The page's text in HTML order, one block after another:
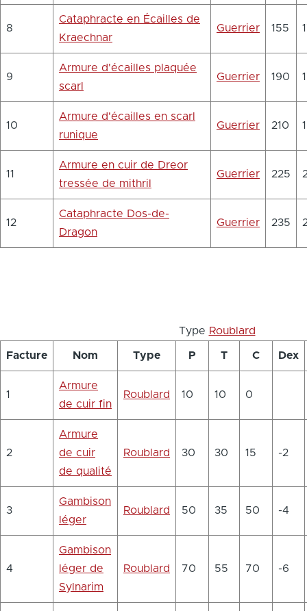
8
Cataphracte en Écailles de
Kraechnar
Guerrier 155
9
Armure d'écailles plaquée
scarl
Guerrier 190
10
Armure d'écailles en scarl
runique
Guerrier 210
11
Armure en cuir de Dreor
tressée de mithril
Guerrier 225
12
Cataphracte Dos-de-
Dragon
Guerrier 235
Type Roublard
Facture Nom Type P T C Dex
1
Armure
de cuir fin
Roublard 10 10 0
2
Armure
de cuir
de qualité
Roublard 30 30 15 -2
3
Gambison
léger
Roublard 50 35 50 -4
4
Gambison
léger de
Sylnarim
Roublard 70 55 70 -6